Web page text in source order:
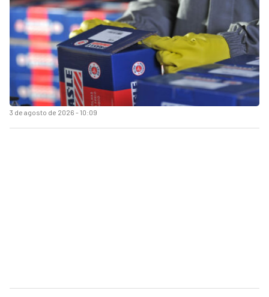
3 de agosto de 2026 - 10:09